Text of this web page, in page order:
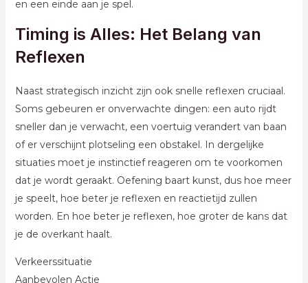
en een einde aan je spel.
Timing is Alles: Het Belang van
Reflexen
Naast strategisch inzicht zijn ook snelle reflexen cruciaal.
Soms gebeuren er onverwachte dingen: een auto rijdt
sneller dan je verwacht, een voertuig verandert van baan
of er verschijnt plotseling een obstakel. In dergelijke
situaties moet je instinctief reageren om te voorkomen
dat je wordt geraakt. Oefening baart kunst, dus hoe meer
je speelt, hoe beter je reflexen en reactietijd zullen
worden. En hoe beter je reflexen, hoe groter de kans dat
je de overkant haalt.
Verkeerssituatie
Aanbevolen Actie